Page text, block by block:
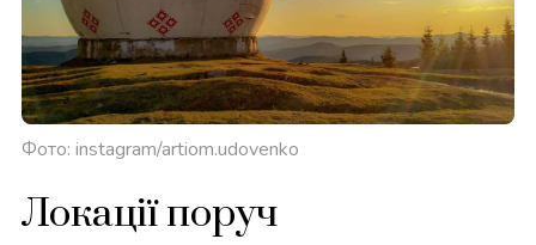
Фото: instagram/artiom.udovenko
Локації поруч